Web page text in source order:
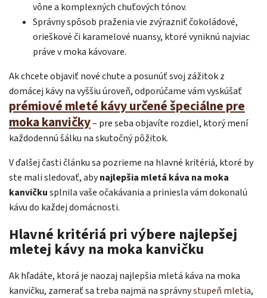
vône a komplexných chuťových tónov.
Správny spôsob praženia vie zvýrazniť čokoládové,
orieškové či karamelové nuansy, ktoré vyniknú najviac
práve v moka kávovare.
Ak chcete objaviť nové chute a posunúť svoj zážitok z
domácej kávy na vyššiu úroveň, odporúčame vám vyskúšať
prémiové mleté kávy určené špeciálne pre
moka kanvičky– pre seba objavíte rozdiel, ktorý mení
každodennú šálku na skutočný pôžitok.
V ďalšej časti článku sa pozrieme na hlavné kritériá, ktoré by
ste mali sledovať, abynajlepšia mletá káva na moka
kanvičkusplnila vaše očakávania a priniesla vám dokonalú
kávu do každej domácnosti.
Hlavné kritériá pri výbere najlepšej
mletej kávy na moka kanvičku
Ak hľadáte, ktorá je naozaj najlepšia mletá káva na moka
kanvičku, zamerať sa treba najmä na správnystupeň mletia,